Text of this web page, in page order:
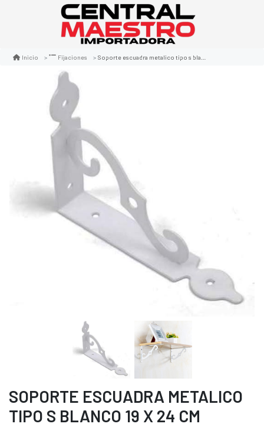
Inicio Fijaciones Soporte escuadra metalico tipo s blanco 19 x 24 cm
SOPORTE ESCUADRA METALICO
TIPO S BLANCO 19 X 24 CM